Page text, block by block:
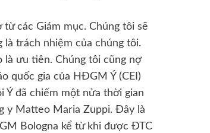
từ các Giám mục. Chúng tôi sẽ
là trách nhiệm của chúng tôi.
là ưu tiên. Chúng tôi cũng nợ
quốc gia của HĐGM Ý (CEI)
Ý đã chiếm một nửa thời gian
y Matteo Maria Zuppi. Đây là
Bologna kể từ khi được ĐTC